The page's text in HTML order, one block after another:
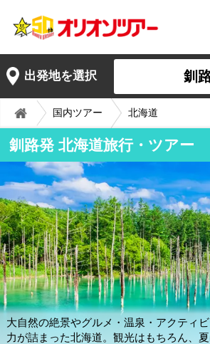
出発地を選択 釧
国内ツアー 北海道
釧路発 北海道旅行・ツアー
大自然の絶景やグルメ・温泉・アクティ
力が詰まった北海道。観光はもちろん、